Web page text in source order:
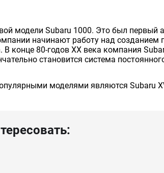
модели Subaru 1000. Это был
начинают работу над созданием
В конце 80-годов XX века компания
становится система
моделями являются Subaru